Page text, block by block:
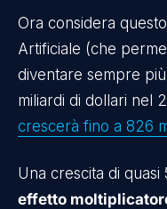
Ora considera
Artificiale (che
diventare sempre
miliardi di dollari nel
crescerà fino a 826
Una crescita di quasi
effetto